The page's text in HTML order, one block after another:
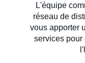
L'équipe
réseau de
vous apporter
services pour